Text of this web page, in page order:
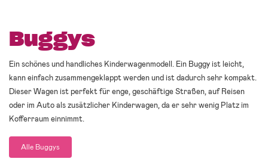
Buggys
Ein schönes und handliches Kinderwagenmodell. Ein Buggy ist leicht,
kann einfach zusammengeklappt werden und ist dadurch sehr kompakt.
Dieser Wagen ist perfekt für enge, geschäftige Straßen, auf Reisen
oder im Auto als zusätzlicher Kinderwagen, da er sehr wenig Platz im
Kofferraum einnimmt.
Alle Buggys